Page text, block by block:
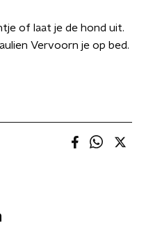
of laat je de hond uit.
Vervoorn je op bed.